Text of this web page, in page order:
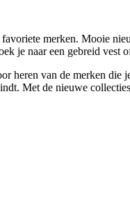
merken. Mooie
je naar een gebreid
heren van de merken
Met de nieuwe